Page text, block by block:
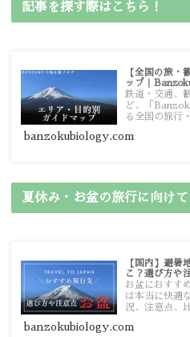
記事を探す際はこちら！
【全国の旅・
ップ｜
鉄道・交通、
ど、「
る全国の旅行
ガイドマップ
banzokubiology.com
夏休み・お盆の旅行に向けて
【国内】避暑
こ？選び方や
お盆におすす
は本当に快適
況、注意点、
す。
banzokubiology.com